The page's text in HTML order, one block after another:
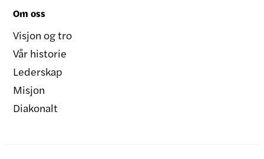
Om oss
Visjon og tro
Vår historie
Lederskap
Misjon
Diakonalt